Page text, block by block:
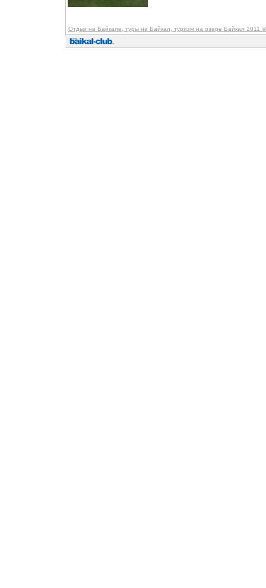
Отдых на Байкале, туры на Байкал, туризм на озере Байкал 2011